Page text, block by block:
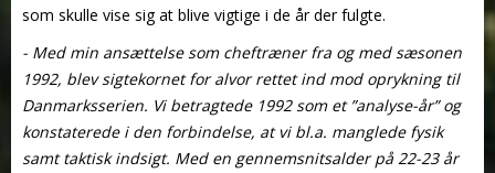
som skulle vise sig at blive vigtige i de år der fulgte.
- Med min ansættelse som cheftræner fra og med sæsonen
1992, blev sigtekornet for alvor rettet ind mod oprykning til
Danmarksserien. Vi betragtede 1992 som et ”analyse-år” og
konstaterede i den forbindelse, at vi bl.a. manglede fysik
samt taktisk indsigt. Med en gennemsnitsalder på 22-23 år